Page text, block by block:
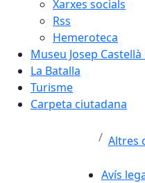
Xarxes socials
Rss
Hemeroteca
Museu Josep Castellà
La Batalla
Turisme
Carpeta ciutadana
Altres
Avís